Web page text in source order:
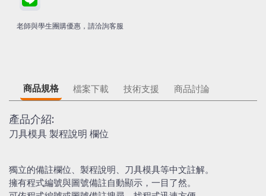
老師與學生團購優惠，請洽詢客服
商品規格 檔案下載 技術支援 商品討論
產品介紹:
刀具模具 製程說明 欄位
獨立的備註欄位、製程說明、刀具模具等中文註解。
擁有程式編號與圖號備註自動顯示，一目了然。